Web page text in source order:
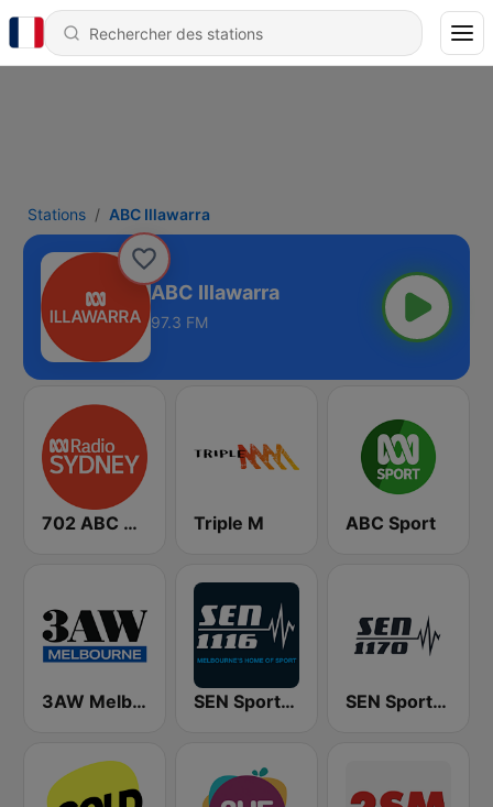
Stations ABC Illawarra
ABC Illawarra
97.3 FM
702 ABC Sydney Triple M ABC Sport
3AW Melbourne SEN Sports 1116 AM SEN Sports 1170 Sydney